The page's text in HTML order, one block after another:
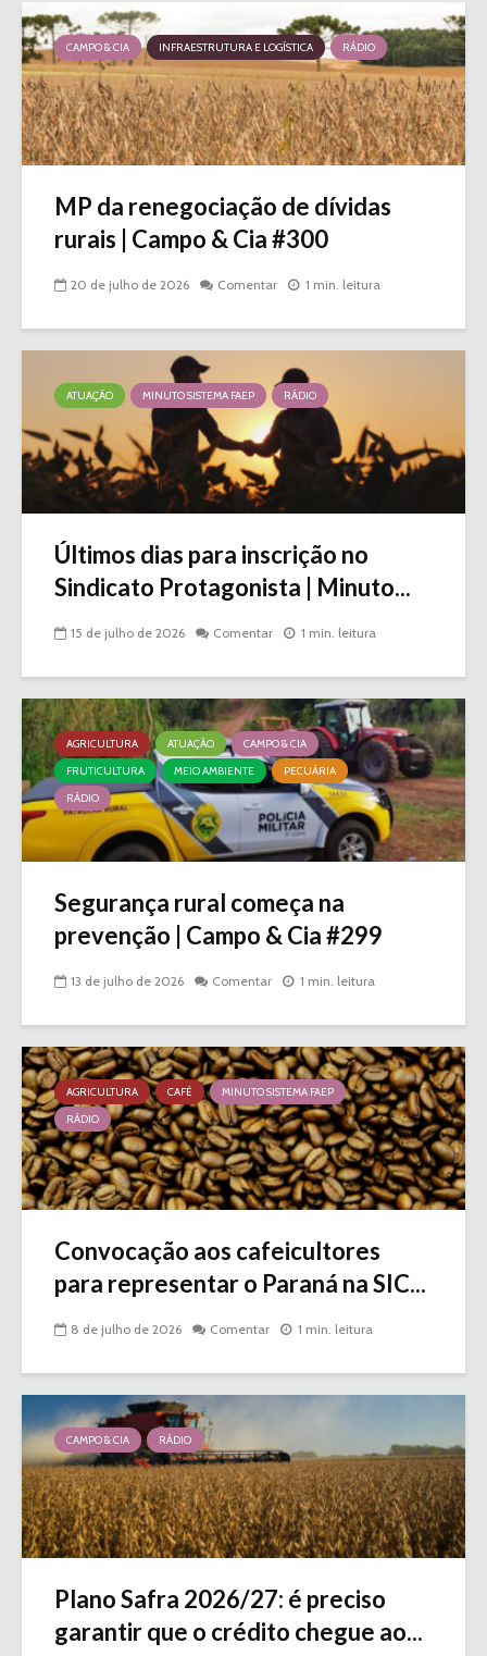
CAMPO & CIA INFRAESTRUTURA E LOGÍSTICA RÁDIO
MP da renegociação de dívidas
rurais | Campo & Cia #300
20 de julho de 2026 Comentar 1 min. leitura
ATUAÇÃO MINUTO SISTEMA FAEP RÁDIO
Últimos dias para inscrição no
Sindicato Protagonista | Minuto...
15 de julho de 2026 Comentar 1 min. leitura
AGRICULTURA ATUAÇÃO
CAMPO & CIA
FRUTICULTURA
MEIO AMBIENTE
PECUÁRIA
RÁDIO
Segurança rural começa na
prevenção | Campo & Cia #299
13 de julho de 2026 Comentar 1 min. leitura
AGRICULTURA CAFÉ
MINUTO SISTEMA FAEP
RÁDIO
Convocação aos cafeicultores
para representar o Paraná na SIC...
8 de julho de 2026 Comentar 1 min. leitura
CAMPO & CIA RÁDIO
Plano Safra 2026/27: é preciso
garantir que o crédito chegue ao...